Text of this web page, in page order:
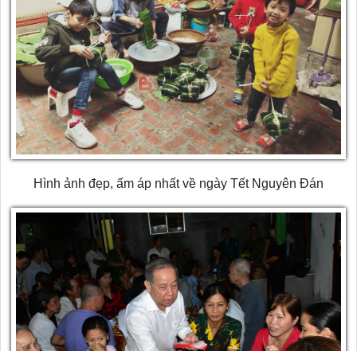
Hình ảnh đẹp, ấm áp nhất về ngày Tết Nguyên Đán